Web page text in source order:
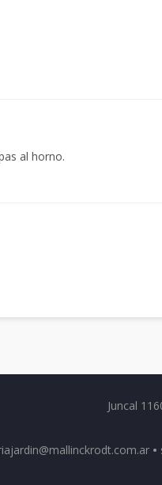
al horno.
Juncal
•